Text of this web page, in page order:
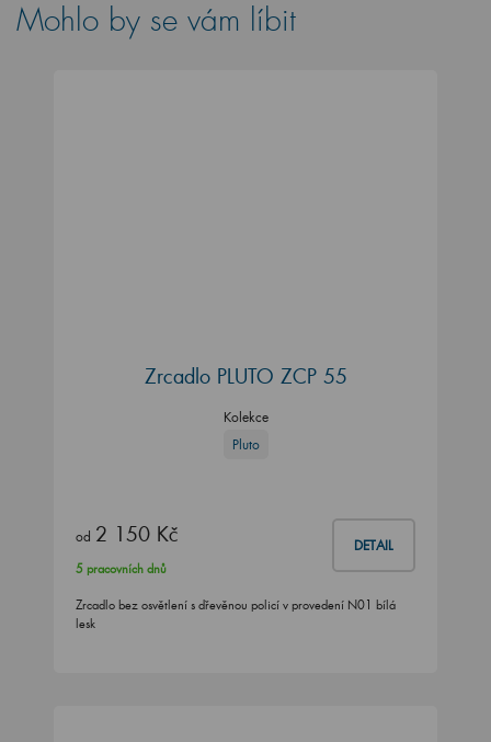
Mohlo by se vám líbit
Zrcadlo PLUTO ZCP 55
Kolekce
Pluto
od 2 150 Kč DETAIL
5 pracovních dnů
Zrcadlo bez osvětlení s dřevěnou policí v provedení N01 bílá
lesk